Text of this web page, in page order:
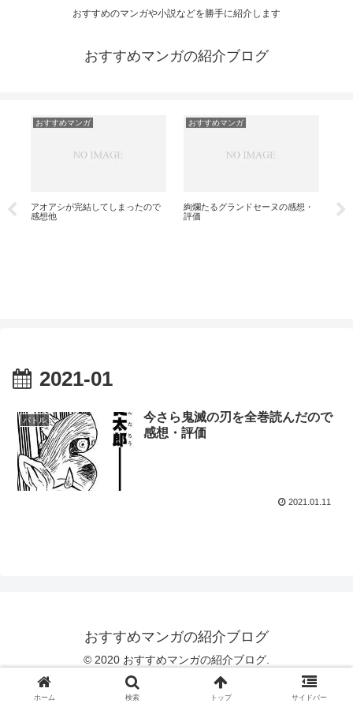
おすすめのマンガや小説などを勝手に紹介します
おすすめマンガの紹介ブログ
おすすめマンガ
アオアシが完結してしまったので
感想他
おすすめマンガ
絢爛たるグランドセーヌの感想・
評価
ダ
想
2021-01
バトル
今さら鬼滅の刃を全巻読んだので
感想・評価
2021.01.11
おすすめマンガの紹介ブログ
© 2020 おすすめマンガの紹介ブログ.
ホーム 検索 トップ サイドバー